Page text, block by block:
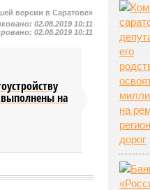
версии в Саратове»
02.08.2019 10:11
02.08.2019 10:11
выполнены на
31/07
31/07